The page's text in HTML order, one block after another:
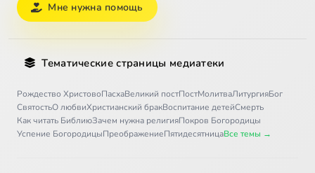
Мне нужна помощь
Тематические страницы медиатеки
Рождество ХристовоПасхаВеликий постПостМолитваЛитургияБог
СвятостьО любвиХристианский бракВоспитание детейСмерть
Как читать БиблиюЗачем нужна религияПокров Богородицы
Успение БогородицыПреображениеПятидесятницаВсе темы →